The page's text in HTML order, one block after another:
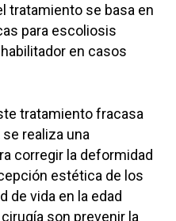
tratamiento se basa en
para escoliosis
en casos
tratamiento fracasa
realiza una
corregir la deformidad
estética de los
de vida en la edad
son prevenir la